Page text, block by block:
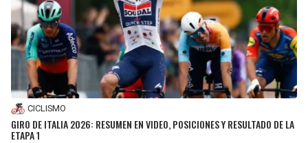
CICLISMO
GIRO DE ITALIA 2026: RESUMEN EN VIDEO, POSICIONES Y RESULTADO DE LA
ETAPA 1